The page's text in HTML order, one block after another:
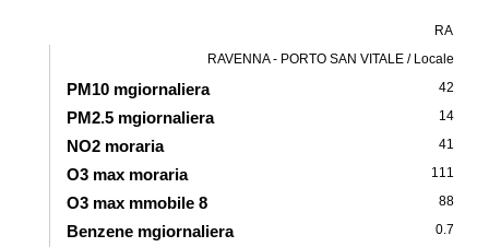
RA
RAVENNA - PORTO SAN VITALE / Locale
42
14
41
111
88
0.7